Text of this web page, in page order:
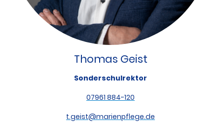
Thomas Geist
Sonderschulrektor
07961 884-120
t.geist@marienpflege.de